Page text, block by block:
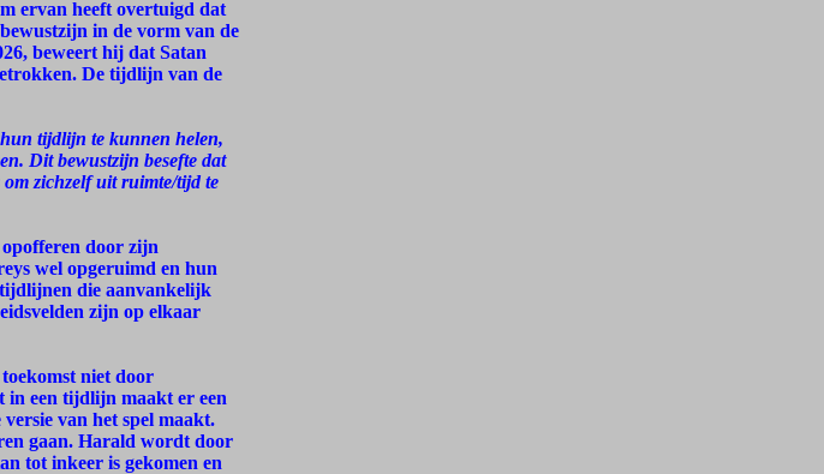
ervan heeft overtuigd dat
in de vorm van de
beweert hij dat Satan
De tijdlijn van de
tijdlijn te kunnen helen,
Dit bewustzijn besefte dat
om zichzelf uit ruimte/tijd te
opofferen door zijn
wel opgeruimd en hun
tijdlijnen die aanvankelijk
zijn op elkaar
niet door
in een tijdlijn maakt er een
van het spel maakt.
gaan. Harald wordt door
tot inkeer is gekomen en